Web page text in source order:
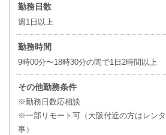
勤務日数
週1日以上
勤務時間
9時00分〜18時30分の間で1日2時間以上
その他勤務条件
※勤務日数応相談
※一部リモート可（大阪付近の方はレン
事）